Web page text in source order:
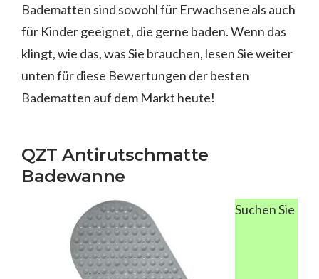
Badematten sind sowohl für Erwachsene als auch
für Kinder geeignet, die gerne baden. Wenn das
klingt, wie das, was Sie brauchen, lesen Sie weiter
unten für diese Bewertungen der besten
Badematten auf dem Markt heute!
QZT Antirutschmatte
Badewanne
Suchen Sie